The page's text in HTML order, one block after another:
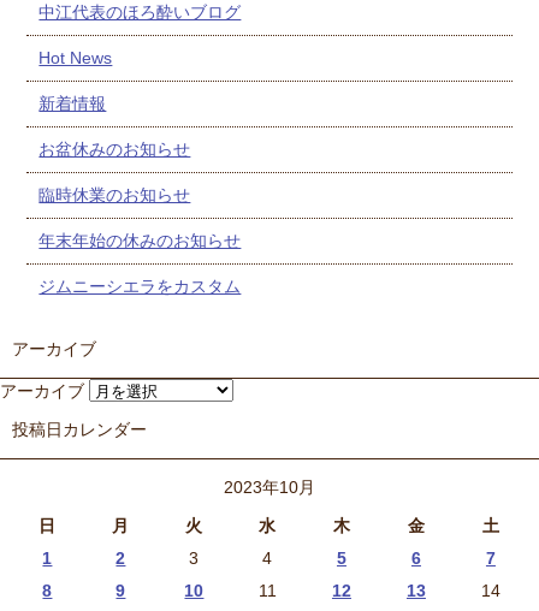
中江代表のほろ酔いブログ
Hot News
新着情報
お盆休みのお知らせ
臨時休業のお知らせ
年末年始の休みのお知らせ
ジムニーシエラをカスタム
アーカイブ
アーカイブ
投稿日カレンダー
2023年10月
日
月 火 水 木 金 土
1 2 3 4 5 6
7
8
9 10 11 12 13
14